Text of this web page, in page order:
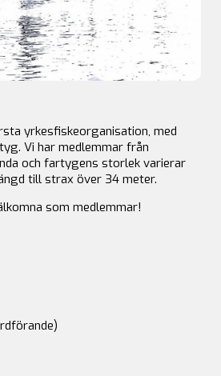
yrkesfiskeorganisation, med
Vi har medlemmar från
och fartygens storlek varierar
till strax över 34 meter.
som medlemmar!